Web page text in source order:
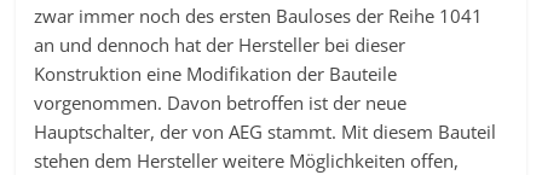
zwar immer noch des ersten Bauloses der Reihe 1041
an und dennoch hat der Hersteller bei dieser
Konstruktion eine Modifikation der Bauteile
vorgenommen. Davon betroffen ist der neue
Hauptschalter, der von AEG stammt. Mit diesem Bauteil
stehen dem Hersteller weitere Möglichkeiten offen,